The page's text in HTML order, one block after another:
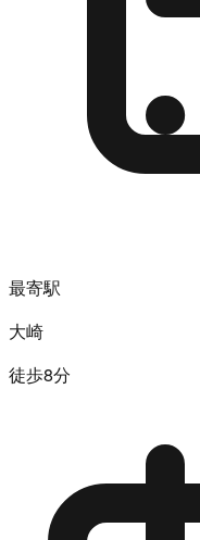
最寄駅
大崎
徒歩8分